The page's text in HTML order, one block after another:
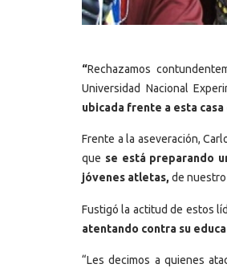
“Rechazamos
Universidad Nacional
ubicada frente a esta
Frente a la aseveración,
que se está preparando
jóvenes atletas, de
Fustigó la actitud de estos
atentando contra su
“Les decimos a quienes